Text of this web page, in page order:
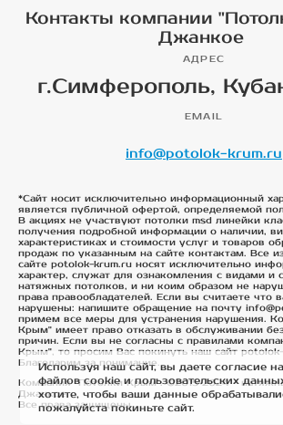
Контакты компании
Джанкое
АДРЕС
г.Симферополь,
EMAIL
info@potolok-krum.ru
*Сайт носит исключительно информационный
является публичной офертой, определяемой
В акциях не участвуют потолки msd линейки
получения подробной информации о наличии,
характеристиках и стоимости услуг и товаров
продаж по указанным на сайте контактам. Все
сайте potolok-krum.ru носят исключительно
характер, служат для ознакомления с видами и
натяжных потолков, и ни коим образом не
права правообладателей. Если вы считаете что
нарушены: напишите обращение на почту
примем все меры для устранения нарушения.
Крым" имеет право отказать в обслуживании
причин. Если вы не согласны с правилами
Крым", то просим Вас покинуть наш сайт
Благодарим за понимание.
Компания "Потолки Крым". ©2015-2024 -
Джанкое
Все права защищены
Используя наш сайт, вы даете согласие
файлов cookie и пользовательских
хотите, чтобы ваши данные
пожалуйста покиньте сайт.